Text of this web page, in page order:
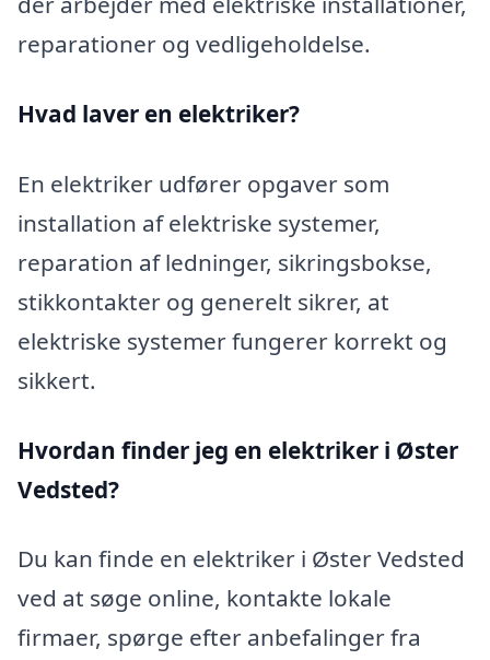
reparationer og vedligeholdelse.
Hvad laver en elektriker?
En elektriker udfører opgaver som
installation af elektriske systemer,
reparation af ledninger, sikringsbokse,
stikkontakter og generelt sikrer, at
elektriske systemer fungerer korrekt og
sikkert.
Hvordan finder jeg en elektriker i Øster
Vedsted?
Du kan finde en elektriker i Øster Vedsted
ved at søge online, kontakte lokale
firmaer, spørge efter anbefalinger fra